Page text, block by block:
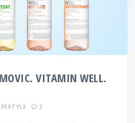
VITAMIN WELL.
2